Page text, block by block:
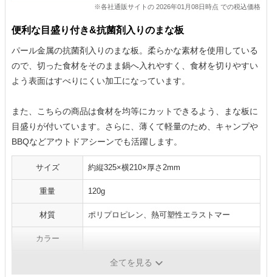
※各社通販サイトの 2026年01月08日時点 での税込価格
便利な目盛り付き&抗菌剤入りのまな板
パール金属の抗菌剤入りのまな板。柔らかな素材を使用している
ので、切った食材をそのまま鍋へ入れやすく、食材を切りやすい
よう表面はすべりにくい加工になっています。
また、こちらの商品は食材を均等にカットできるよう、まな板に
目盛りが付いています。さらに、薄くて軽量のため、キャンプや
BBQなどアウトドアシーンでも活躍します。
サイズ 約縦325×横210×厚さ2mm
重量 120g
材質 ポリプロピレン、熱可塑性エラストマー
カラー
全てを見る